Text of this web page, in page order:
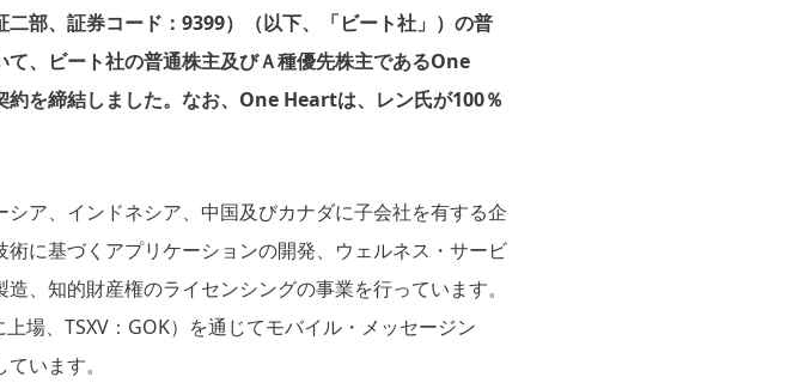
二部、証券コード：9399）（以下、「ビート社」）の普
、ビート社の普通株主及びＡ種優先株主であるOne
締結しました。なお、One Heartは、レン氏が100％
ア、インドネシア、中国及びカナダに子会社を有する企
に基づくアプリケーションの開発、ウェルネス・サービ
、知的財産権のライセンシングの事業を行っています。
場、TSXV：GOK）を通じてモバイル・メッセージン
います。